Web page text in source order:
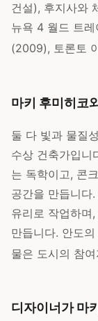
건설), 후지사와
뉴욕 4 월드 트
(2009), 토론토
마키 후미히코
둘 다 빛과 물질
수상 건축가입니
는 독학이고, 콘
공간을 만듭니다
유리로 작업하며
만듭니다. 안도
물은 도시의 참
디자이너가 마